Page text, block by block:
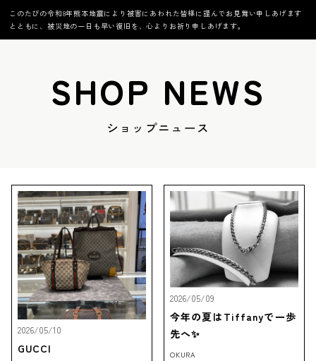
このたびの令和8年熊本地震により被害にあわれた皆様に謹んでお見舞い申しあげます
とともに、被災地の一日も早い復旧を、心よりお祈り申しあげます。
SHOP NEWS
ショップニュース
2026/05/10
GUCCI
2026/05/09
今年の夏はTiffanyで一歩
先へ✨
OKURA